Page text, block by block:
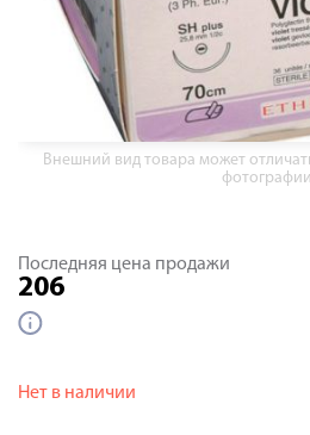
Внешний вид товара может
фотографии
Последняя цена продажи
206
Нет в наличии